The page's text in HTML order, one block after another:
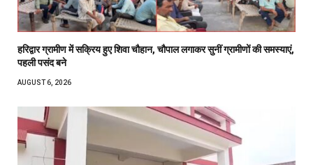
हरिद्वार ग्रामीण में सक्रिय हुए शिवा चौहान, चौपाल लगाकर सुनीं ग्रामीणों की समस्याएं,
पहली पसंद बने
AUGUST 6, 2026